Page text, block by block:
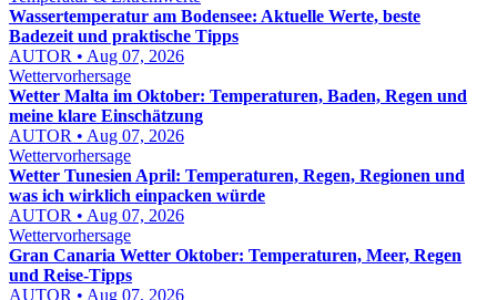
Wassertemperatur am Bodensee: Aktuelle Werte, beste
Badezeit und praktische Tipps
AUTOR • Aug 07, 2026
Wettervorhersage
Wetter Malta im Oktober: Temperaturen, Baden, Regen und
meine klare Einschätzung
AUTOR • Aug 07, 2026
Wettervorhersage
Wetter Tunesien April: Temperaturen, Regen, Regionen und
was ich wirklich einpacken würde
AUTOR • Aug 07, 2026
Wettervorhersage
Gran Canaria Wetter Oktober: Temperaturen, Meer, Regen
und Reise-Tipps
AUTOR • Aug 07, 2026